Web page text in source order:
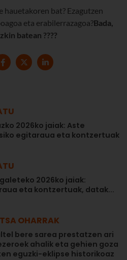
hauetakoren bat? Ezagutzen
eta erabilerrazagoa?Bada,
batean ????
2026ko jaiak: Aste
egitaraua eta kontzertuak
2026ko jaiak:
eta kontzertuak, datak...
OHARRAK
bere sarea prestatzen ari
ahalik eta gehien goza
eguzki-eklipse historikoaz